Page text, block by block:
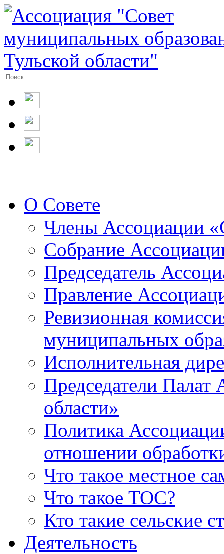
О Совете
Члены Ассоциации
Собрание
Председатель
Правление
Ревизионная
муниципальных
Исполнительная
Председатели
области»
Политика
отношении
Что такое местное
Что такое ТОС?
Кто такие сельские
Деятельность